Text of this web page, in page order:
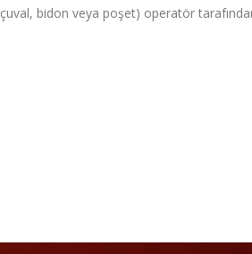
bidon veya poşet) operatör